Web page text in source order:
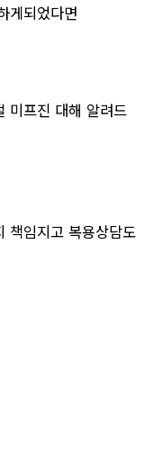
게되었다면
미프진 대해 알려드
책임지고 복용상담도